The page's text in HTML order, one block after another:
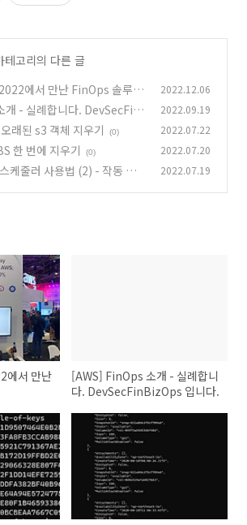
테고리의 다른 글
에서 만난 FinOps 솔루션
2022.12.06
개 - 실례합니다. DevSecFin
(0)
2022.09.19
래된 s3 객체 지우기 (0) 2022.07.22
한 번에 지우기 (0) 2022.07.20
케줄러 사용법 (2) - 작동 방
2022.07.19
에서 만난
[AWS] FinOps 소개 - 실례합니
다. DevSecFinBizOps 입니다.